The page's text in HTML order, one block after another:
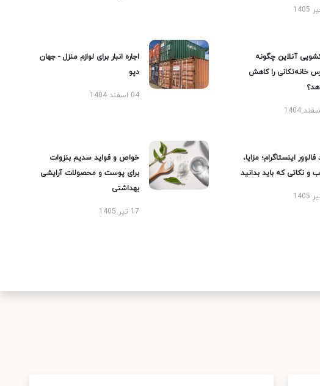
آنلاین چگونه
خانه‌تکانی را کاهش
اجاره انبار برای لوازم منزل - جهان
دپو
04 اسفند 1404
اینستاگرام؛ مزایا،
و نکاتی که باید بدانید
خواص و فواید سدیم بنزوات
برای پوست و محصولات آرایشی
بهداشتی
17 تیر 1405